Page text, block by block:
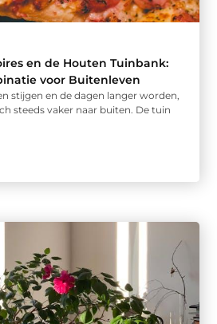
en de Houten Tuinbank:
voor Buitenleven
stijgen en de dagen langer worden,
steeds vaker naar buiten. De tuin